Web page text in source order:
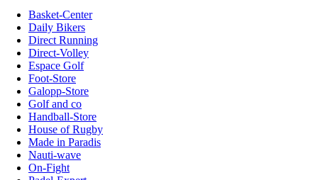
Basket-Center
Daily Bikers
Direct Running
Direct-Volley
Espace Golf
Foot-Store
Galopp-Store
Golf and co
Handball-Store
House of Rugby
Made in Paradis
Nauti-wave
On-Fight